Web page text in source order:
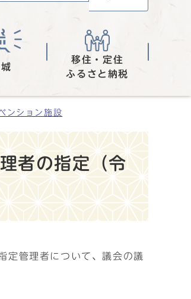
移住・定住
ふるさと納税
ンション施設
者の指定（令
定管理者について、議会の議